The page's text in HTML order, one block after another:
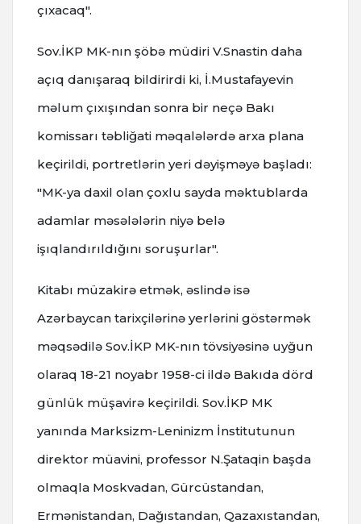
çıxacaq".
Sov.İKP MK-nın şöbə müdiri V.Snastin daha
açıq danışaraq bildirirdi ki, İ.Mustafayevin
məlum çıxışından sonra bir neçə Bakı
komissarı təbliğati məqalələrdə arxa plana
keçirildi, portretlərin yeri dəyişməyə başladı:
"MK-ya daxil olan çoxlu sayda məktublarda
adamlar məsələlərin niyə belə
işıqlandırıldığını soruşurlar".
Kitabı müzakirə etmək, əslində isə
Azərbaycan tarixçilərinə yerlərini göstərmək
məqsədilə Sov.İKP MK-nın tövsiyəsinə uyğun
olaraq 18-21 noyabr 1958-ci ildə Bakıda dörd
günlük müşavirə keçirildi. Sov.İKP MK
yanında Marksizm-Leninizm İnstitutunun
direktor müavini, professor N.Şataqin başda
olmaqla Moskvadan, Gürcüstandan,
Ermənistandan, Dağıstandan, Qazaxıstandan,